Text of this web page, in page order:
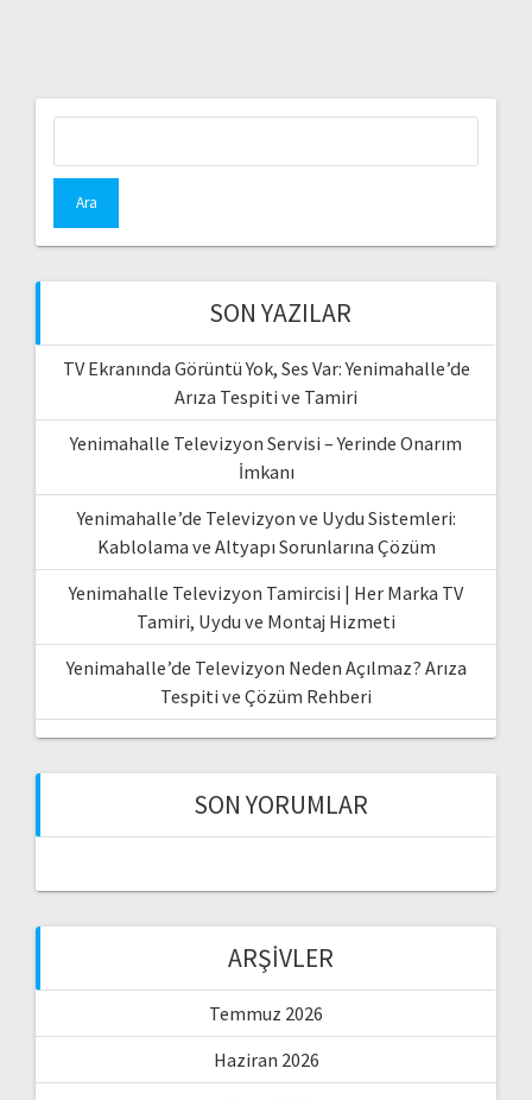
SON YAZILAR
TV Ekranında Görüntü Yok, Ses Var: Yenimahalle’de
Arıza Tespiti ve Tamiri
Yenimahalle Televizyon Servisi – Yerinde Onarım
İmkanı
Yenimahalle’de Televizyon ve Uydu Sistemleri:
Kablolama ve Altyapı Sorunlarına Çözüm
Yenimahalle Televizyon Tamircisi | Her Marka TV
Tamiri, Uydu ve Montaj Hizmeti
Yenimahalle’de Televizyon Neden Açılmaz? Arıza
Tespiti ve Çözüm Rehberi
SON YORUMLAR
ARŞIVLER
Temmuz 2026
Haziran 2026